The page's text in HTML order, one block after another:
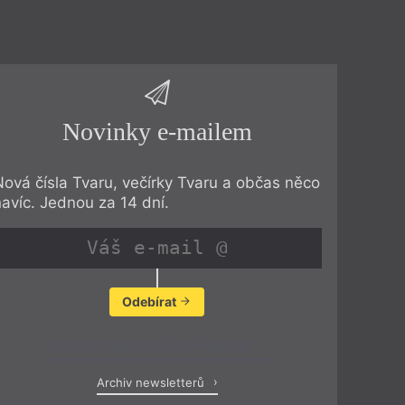
Novinky e-mailem
čísla Tvaru, večírky Tvaru a občas něco
Jednou za 14 dní.
Odebírat
Archiv newsletterů